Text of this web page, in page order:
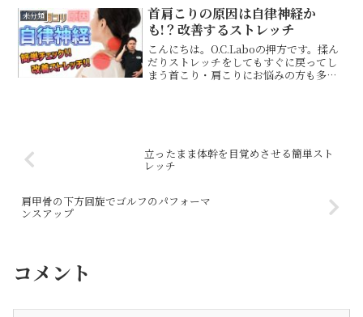
積み重ねてきてくれたものです。よく
「巨人の肩の上に立つ」とい...
未分類
首肩こりの原因は自律神経か
も!？改善するストレッチ
こんにちは。O.C.Laboの押方です。揉ん
だりストレッチをしてもすぐに戻ってし
まう首こり・肩こりにお悩みの方も多い
立ったまま体幹を目覚めさせる簡単スト
レッチ
肩甲骨の下方回旋でゴルフのパフォーマ
ンスアップ
コメント